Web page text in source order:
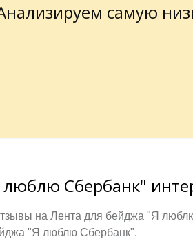
самую
Сбербанк"
на Лента для бейджа "Я
"Я люблю Сбербанк".